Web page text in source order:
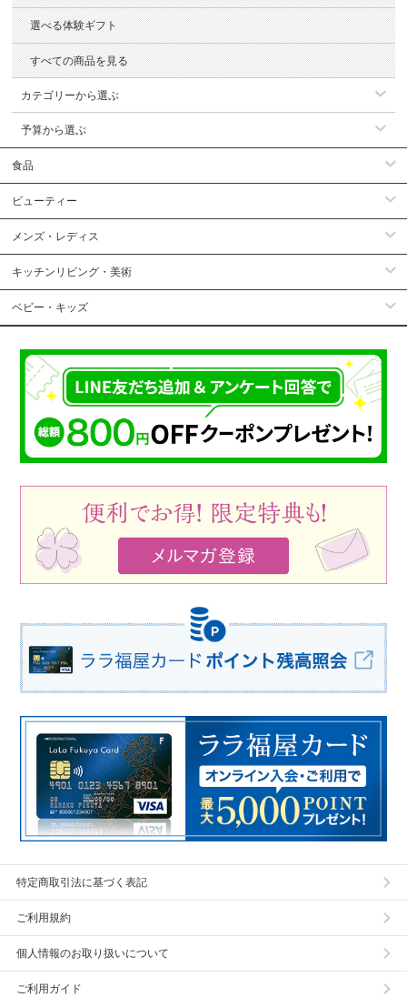
選べる体験ギフト
すべての商品を見る
カテゴリーから選ぶ
予算から選ぶ
食品
ビューティー
メンズ・レディス
キッチンリビング・美術
ベビー・キッズ
特定商取引法に基づく表記
ご利用規約
個人情報のお取り扱いについて
ご利用ガイド